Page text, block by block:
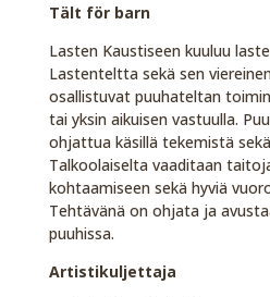
Tält för barn
Lasten Kaustiseen kuuluu
Lastenteltta sekä sen
osallistuvat puuhateltan
tai yksin aikuisen vastuulla.
ohjattua käsillä tekemistä
Talkoolaiselta vaaditaan
kohtaamiseen sekä hyviä
Tehtävänä on ohjata ja
puuhissa.
Artistikuljettaja